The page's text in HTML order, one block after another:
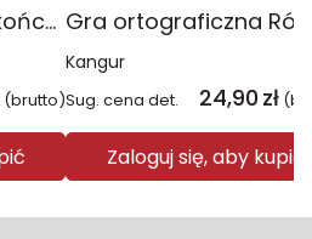
Gra dla Seniora Dokończ przysłowie
(brutto)
Kangur
Sug. cena det. 24,90 zł
Zaloguj się, aby kupić